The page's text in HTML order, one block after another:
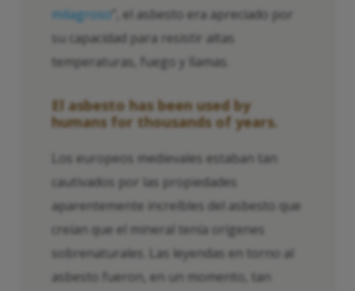
milagroso ”, el asbesto era apreciado por
su capacidad para resistir altas
temperaturas, fuego y llamas.
El asbesto has been used by
humans for thousands of years.
Los europeos medievales estaban tan
cautivados por las propiedades
aparentemente increíbles del asbesto que
creían que el mineral tenía orígenes
sobrenaturales. Las leyendas en torno al
asbesto fueron, en un momento, tan